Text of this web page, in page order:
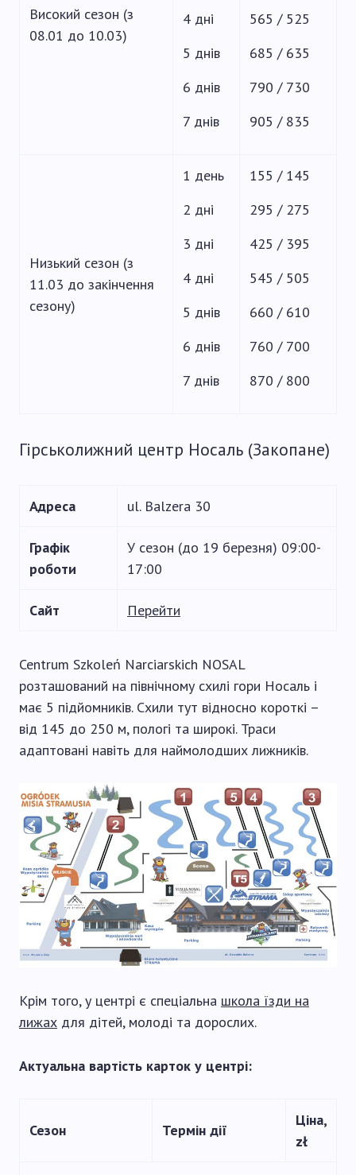
Високий сезон (з
08.01 до 10.03)
4 дні
5 днів
6 днів
7 днів
565 / 525
685 / 635
790 / 730
905 / 835
Низький сезон (з
11.03 до закінчення
сезону)
1 день
2 дні
3 дні
4 дні
5 днів
6 днів
7 днів
155 / 145
295 / 275
425 / 395
545 / 505
660 / 610
760 / 700
870 / 800
Гірськолижний центр Носаль (Закопане)
Адреса ul. Balzera 30
Графік
роботи
У сезон (до 19 березня) 09:00-
17:00
Сайт Перейти
Centrum Szkoleń Narciarskich NOSAL
розташований на північному схилі гори Носаль і
має 5 підйомників. Схили тут відносно короткі –
від 145 до 250 м, пологі та широкі. Траси
адаптовані навіть для наймолодших лижників.
Крім того, у центрі є спеціальна школа їзди на
лижах для дітей, молоді та дорослих.
Актуальна вартість карток у центрі:
Сезон Термін дії
Ціна,
zł